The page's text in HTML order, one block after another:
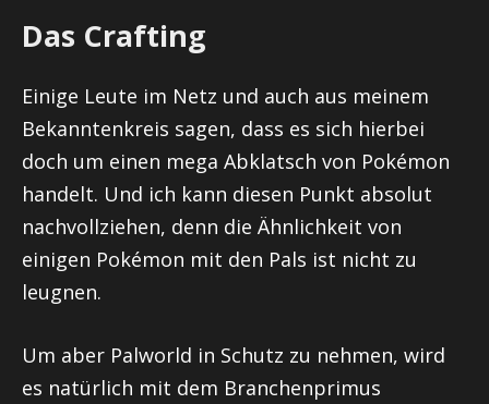
Das Crafting
Einige Leute im Netz und auch aus meinem
Bekanntenkreis sagen, dass es sich hierbei
doch um einen mega Abklatsch von Pokémon
handelt. Und ich kann diesen Punkt absolut
nachvollziehen, denn die Ähnlichkeit von
einigen Pokémon mit den Pals ist nicht zu
leugnen.
Um aber Palworld in Schutz zu nehmen, wird
es natürlich mit dem Branchenprimus